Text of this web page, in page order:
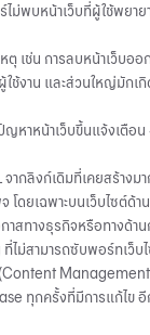
ม่พบหน้าเว็บที่ผู้ใช้พยาย
ตุ เช่น การลบหน้าเว็บอ
ช้งาน และส่วนใหญ่มักเ
ญหาหน้าเว็บขึ้นแจ้งเตื
จากลิงก์เดิมที่เคยสร้าง
จ โดยเฉพาะบนเว็บไซ
าสทางธุรกิจหรือทางด้าน
ไม่สามารถซับพอร์ทเว็บ
Management
ทุกครั้งที่มีการแก้ไข